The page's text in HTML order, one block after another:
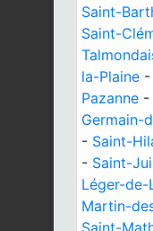
Saint-
Saint-
la-Plaine -
Pazanne -
Germain-
- Saint-
- Saint-
Léger-de-
Martin-
Saint-